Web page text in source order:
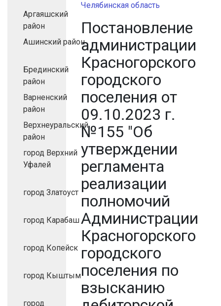
Аргаяшский
район
Ашинский район
Брединский
район
Варненский
район
Верхнеуральский
район
город Верхний
Уфалей
город Златоуст
город Карабаш
город Копейск
город Кыштым
город
Челябинская область
Постановление
администрации
Красногорского
городского
поселения от
09.10.2023 г.
№155 "Об
утверждении
регламента
реализации
полномочий
Администрации
Красногорского
городского
поселения по
взысканию